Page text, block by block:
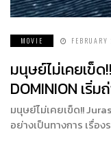
MOVIE
มนุษย์ไม่เคยเข็ด
DOMINION เริ่
มนุษย์ไม่เคยเข็ด!!
อย่างเป็นทางการ เรื่อง